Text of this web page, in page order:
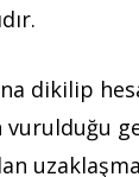
dikilip